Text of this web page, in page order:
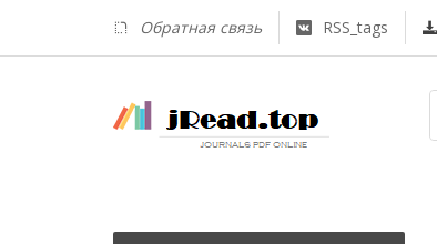
Обратная связь RSS_tags